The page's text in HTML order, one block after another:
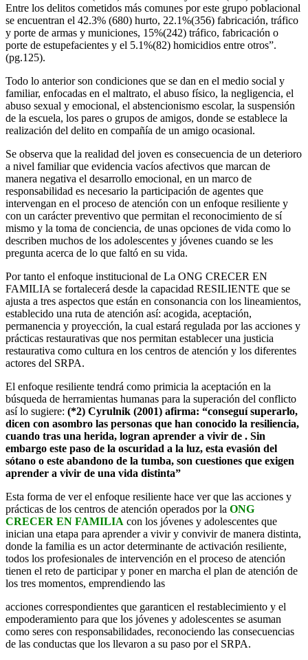
Entre los delitos cometidos más comunes por este grupo poblacional
se encuentran el 42.3% (680) hurto, 22.1%(356) fabricación, tráfico
y porte de armas y municiones, 15%(242) tráfico, fabricación o
porte de estupefacientes y el 5.1%(82) homicidios entre otros”.
(pg.125).
Todo lo anterior son condiciones que se dan en el medio social y
familiar, enfocadas en el maltrato, el abuso físico, la negligencia, el
abuso sexual y emocional, el abstencionismo escolar, la suspensión
de la escuela, los pares o grupos de amigos, donde se establece la
realización del delito en compañía de un amigo ocasional.
Se observa que la realidad del joven es consecuencia de un deterioro
a nivel familiar que evidencia vacíos afectivos que marcan de
manera negativa el desarrollo emocional, en un marco de
responsabilidad es necesario la participación de agentes que
intervengan en el proceso de atención con un enfoque resiliente y
con un carácter preventivo que permitan el reconocimiento de sí
mismo y la toma de conciencia, de unas opciones de vida como lo
describen muchos de los adolescentes y jóvenes cuando se les
pregunta acerca de lo que faltó en su vida.
Por tanto el enfoque institucional de La ONG CRECER EN
FAMILIA se fortalecerá desde la capacidad RESILIENTE que se
ajusta a tres aspectos que están en consonancia con los lineamientos,
establecido una ruta de atención así: acogida, aceptación,
permanencia y proyección, la cual estará regulada por las acciones y
prácticas restaurativas que nos permitan establecer una justicia
restaurativa como cultura en los centros de atención y los diferentes
actores del SRPA.
El enfoque resiliente tendrá como primicia la aceptación en la
búsqueda de herramientas humanas para la superación del conflicto
así lo sugiere: (*2) Cyrulnik (2001) afirma: “conseguí superarlo,
dicen con asombro las personas que han conocido la resiliencia,
cuando tras una herida, logran aprender a vivir de . Sin
embargo este paso de la oscuridad a la luz, esta evasión del
sótano o este abandono de la tumba, son cuestiones que exigen
aprender a vivir de una vida distinta”
Esta forma de ver el enfoque resiliente hace ver que las acciones y
prácticas de los centros de atención operados por la ONG
CRECER EN FAMILIA con los jóvenes y adolescentes que
inician una etapa para aprender a vivir y convivir de manera distinta,
donde la familia es un actor determinante de activación resiliente,
todos los profesionales de intervención en el proceso de atención
tienen el reto de participar y poner en marcha el plan de atención de
los tres momentos, emprendiendo las
acciones correspondientes que garanticen el restablecimiento y el
empoderamiento para que los jóvenes y adolescentes se asuman
como seres con responsabilidades, reconociendo las consecuencias
de las conductas que los llevaron a su paso por el SRPA.